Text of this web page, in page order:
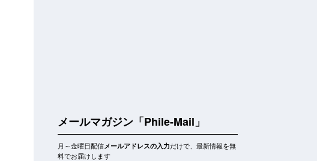
メールマガジン「Phile-Mail」
月～金曜日配信メールアドレスの入力だけで、最新情報を無
料でお届けします